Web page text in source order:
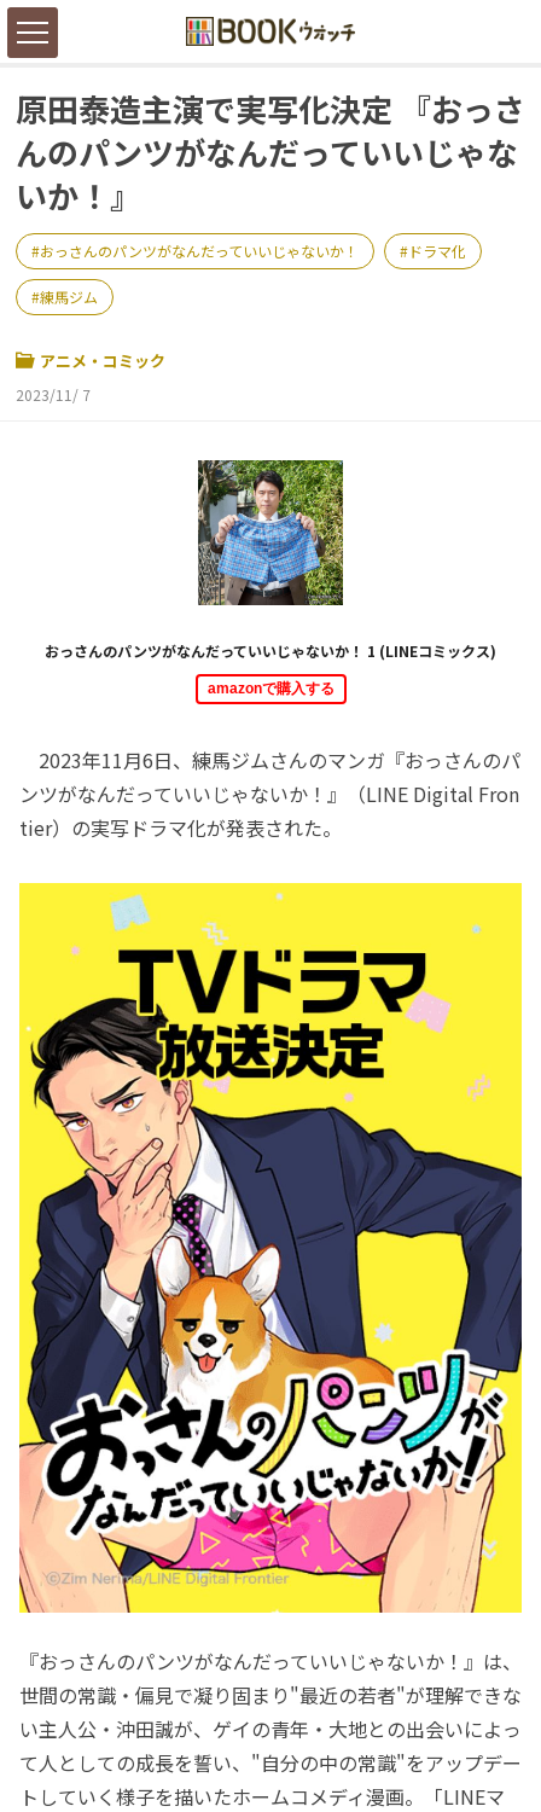
原田泰造主演で実写化決定 『おっさ
んのパンツがなんだっていいじゃな
いか！』
おっさんのパンツがなんだっていいじゃないか！ ドラマ化
練馬ジム
アニメ・コミック
2023/11/ 7
おっさんのパンツがなんだっていいじゃないか！ 1 (LINEコミックス)
amazonで購入する
2023年11月6日、練馬ジムさんのマンガ『おっさんのパ
ンツがなんだっていいじゃないか！』（LINE Digital Fron
tier）の実写ドラマ化が発表された。
『おっさんのパンツがなんだっていいじゃないか！』は、
世間の常識・偏見で凝り固まり"最近の若者"が理解できな
い主人公・沖田誠が、ゲイの青年・大地との出会いによっ
て人としての成長を誓い、"自分の中の常識"をアップデー
トしていく様子を描いたホームコメディ漫画。「LINEマ